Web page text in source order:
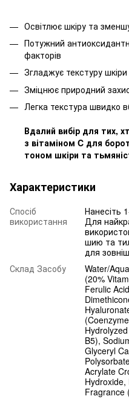
Освітлює шкіру та
Потужний
факторів
Згладжує текстуру шкіри
Зміцнює природний
Легка текстура швидко
Вдалий вибір для тих,
з вітаміном C для
тоном шкіри та
Характеристики
Спосіб
використання
Нанесіть
Для
шию та
для
Склад Засобу
Water/
(20%
Ferulic
B5),
Glyceryl
Acrylate
Hydroxide,
Fragrance